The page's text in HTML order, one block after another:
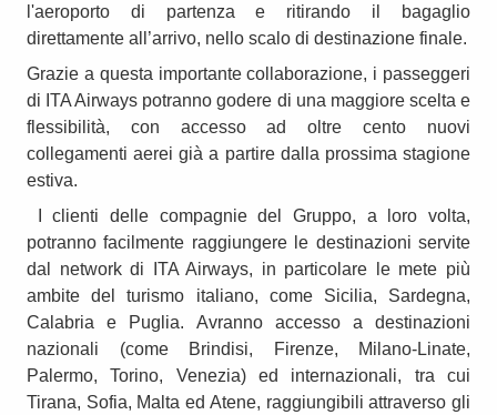
l'aeroporto di partenza e ritirando il bagaglio
direttamente all’arrivo, nello scalo di destinazione finale.
Grazie a questa importante collaborazione, i passeggeri
di ITA Airways potranno godere di una maggiore scelta e
flessibilità, con accesso ad oltre cento nuovi
collegamenti aerei già a partire dalla prossima stagione
estiva.
I clienti delle compagnie del Gruppo, a loro volta,
potranno facilmente raggiungere le destinazioni servite
dal network di ITA Airways, in particolare le mete più
ambite del turismo italiano, come Sicilia, Sardegna,
Calabria e Puglia. Avranno accesso a destinazioni
nazionali (come Brindisi, Firenze, Milano-Linate,
Palermo, Torino, Venezia) ed internazionali, tra cui
Tirana, Sofia, Malta ed Atene, raggiungibili attraverso gli